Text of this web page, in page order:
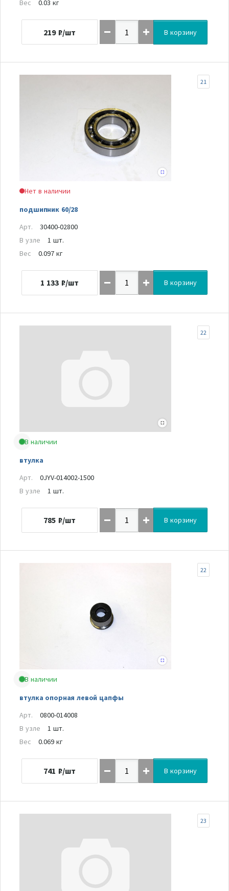
Вес 0.03 кг
219 ₽/шт В корзину
Нет в наличии
подшипник 60/28
21
Арт.
30400-02800
В узле
1 шт.
Вес
0.097 кг
1 133 ₽/шт В корзину
В наличии
втулка
22
Арт.
0JYV-014002-1500
В узле
1 шт.
785 ₽/шт В корзину
В наличии
втулка опорная левой цапфы
22
Арт.
0800-014008
В узле
1 шт.
Вес
0.069 кг
741 ₽/шт В корзину
23